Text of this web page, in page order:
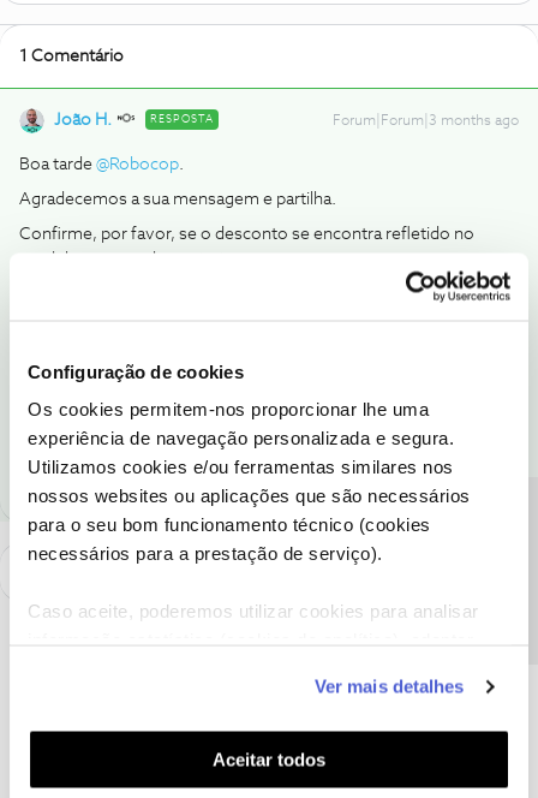
Configuração de cookies
Os cookies permitem-nos proporcionar lhe uma
experiência de navegação personalizada e segura.
Utilizamos cookies e/ou ferramentas similares nos
nossos websites ou aplicações que são necessários
para o seu bom funcionamento técnico (cookies
necessários para a prestação de serviço).
Caso aceite, poderemos utilizar cookies para analisar
funcionalidades (cookies de personalização e
funcionalidade) e adaptar anúncios aos seus interesses
(cookies de publicidade personalizada). Pode gerir a
utilização dos cookies clicando em "Configurar
Ver mais detalhes
Aceitar todos
1 Comentário
João H. RESPOSTA Forum|Forum|3 months ago
Boa tarde ​ @Robocop.
Agradecemos a sua mensagem e partilha.
Confirme, por favor, se o desconto se encontra refletido no
Ajude a comunidade a encontrar informação relevante. Marque
Siga os perfis da moderação, através da opção "Seguir", para estar
sempre a par das ultimas novidades.